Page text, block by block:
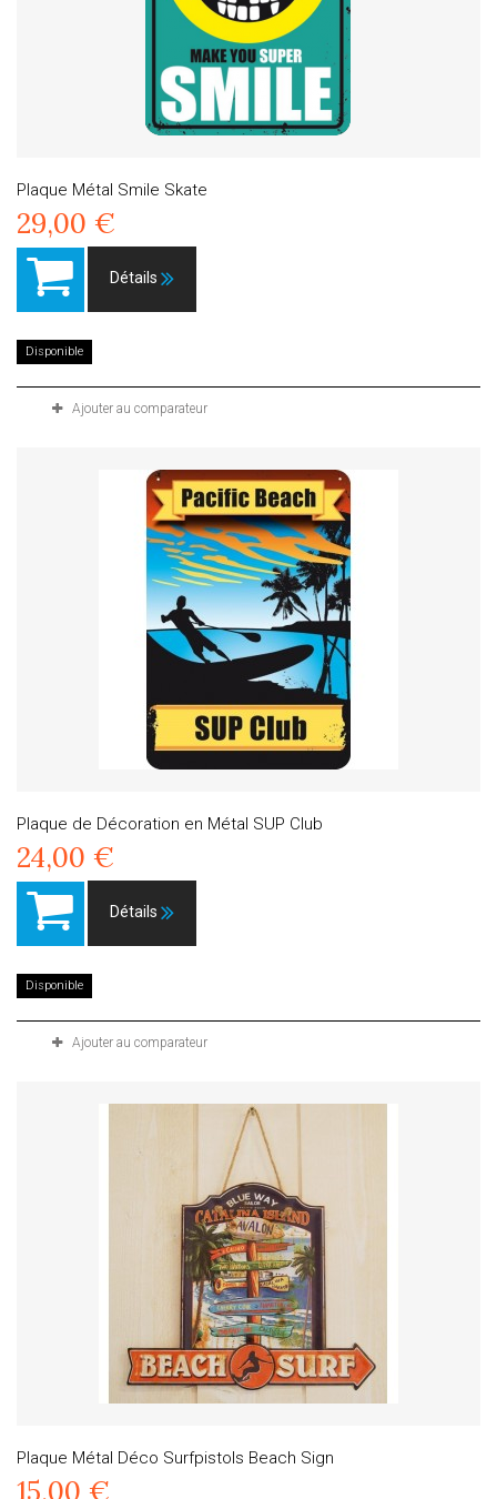
Plaque Métal Smile Skate
29,00 €
Détails
Disponible
Ajouter au comparateur
Plaque de Décoration en Métal SUP Club
24,00 €
Détails
Disponible
Ajouter au comparateur
Plaque Métal Déco Surfpistols Beach Sign
15,00 €